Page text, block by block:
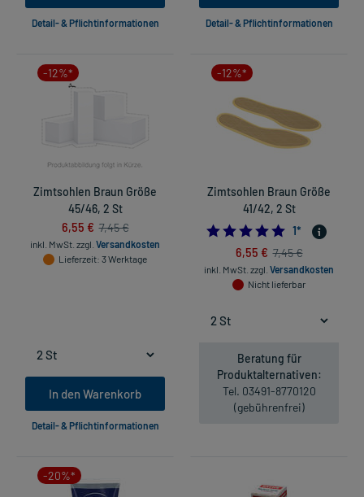
Detail- & Pflichtinformationen Detail- & Pflichtinformationen
-12%*
Zimtsohlen Braun Größe
45/46, 2 St
6,55 € 7,45 €
inkl. MwSt. zzgl. Versandkosten
Lieferzeit: 3 Werktage
In den Warenkorb
Detail- & Pflichtinformationen
-12%*
Zimtsohlen Braun Größe
41/42, 2 St
5.0
1*
6,55 € 7,45 €
inkl. MwSt. zzgl. Versandkosten
Nicht lieferbar
Beratung für
Produktalternativen:
Tel. 03491-8770120
(gebührenfrei)
-20%*